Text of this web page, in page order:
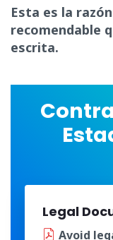
Esta es la
recomendable
escrita.
Legal
Avoid